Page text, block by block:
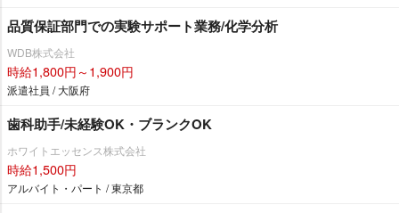
品質保証部門での実験サポート業務/化学分析
WDB株式会社
時給1,800円～1,900円
派遣社員 / 大阪府
歯科助手/未経験OK・ブランクOK
ホワイトエッセンス株式会社
時給1,500円
アルバイト・パート / 東京都